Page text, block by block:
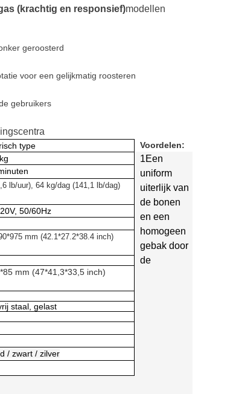
(krachtig en responsief)modellen
geroosterd
voor een gelijkmatig roosteren
gebruikers
type
lb/uur), 64 kg/dag (141,1 lb/dag)
50/60Hz
mm (42.1*27.2*38.4 inch)
mm (47*41,3*33,5 inch)
staal, gelast
/ zwart / zilver
Voordelen:
1Een
uniform
uiterlijk van
de bonen
en een
homogeen
gebak door
de